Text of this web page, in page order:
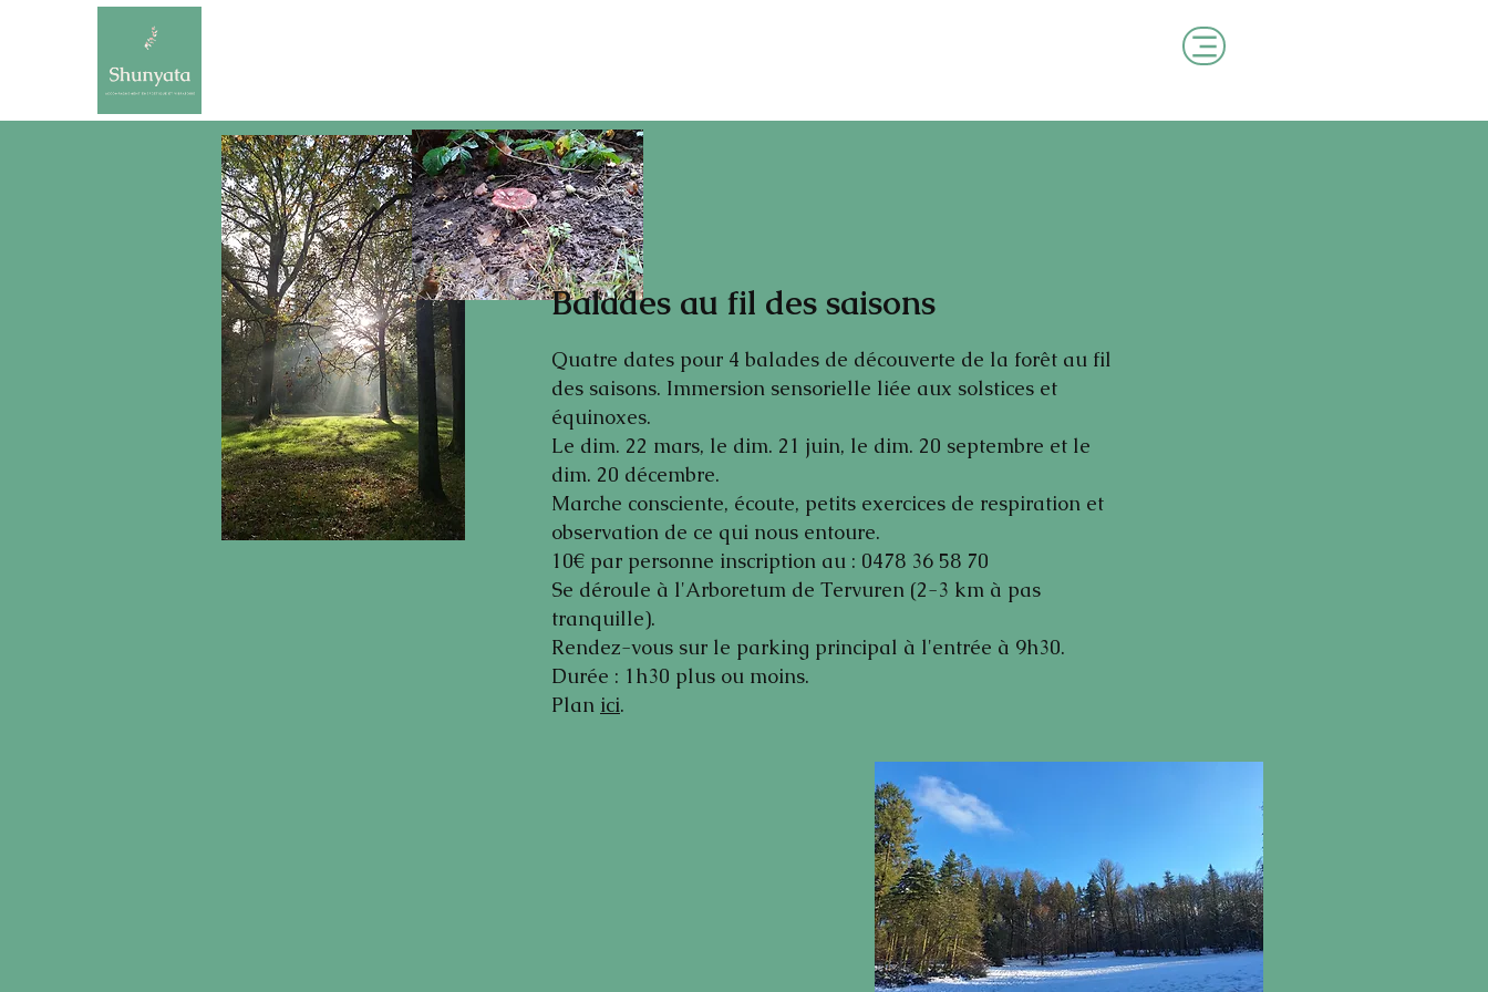
Balades au fil des saisons
Quatre dates pour 4 balades de découverte de la forêt au fil
des saisons. Immersion sensorielle liée aux solstices et
équinoxes.
Le dim. 22 mars, le dim. 21 juin, le dim. 20 septembre et le
dim. 20 décembre.
Marche consciente, écoute, petits exercices de respiration et
observation de ce qui nous entoure.
10€ par personne inscription au : 0478 36 58 70
Se déroule à l'Arboretum de Tervuren (2-3 km à pas
tranquille).
Rendez-vous sur le parking principal à l'entrée à 9h30.
Durée : 1h30 plus ou moins.
Plan ici.